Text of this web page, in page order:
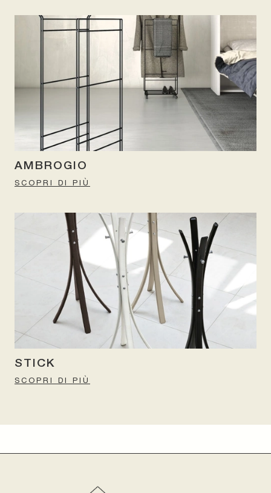
AMBROGIO
SCOPRI DI PIÙ
STICK
SCOPRI DI PIÙ